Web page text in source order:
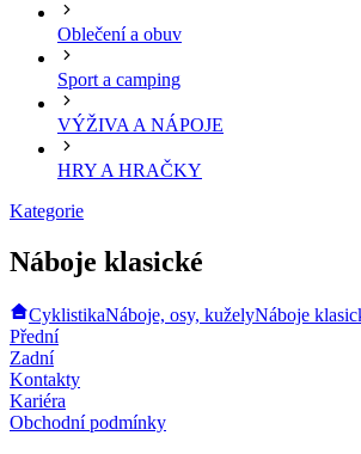
Oblečení a obuv
Sport a camping
VÝŽIVA A NÁPOJE
HRY A HRAČKY
Kategorie
Náboje klasické
CyklistikaNáboje, osy, kuželyNáboje
Přední
Zadní
Kontakty
Kariéra
Obchodní podmínky